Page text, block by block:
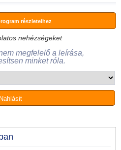
részleteihez
nehézségeket
megfelelő a leírása,
minket róla.